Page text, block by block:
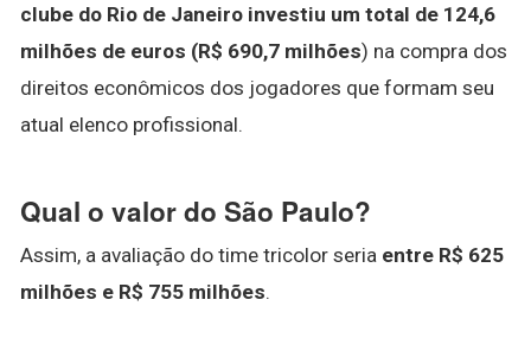
clube do Rio de Janeiro investiu um total de 124,6
milhões de euros (R$ 690,7 milhões) na compra dos
direitos econômicos dos jogadores que formam seu
atual elenco profissional.
Qual o valor do São Paulo?
Assim, a avaliação do time tricolor seria entre R$ 625
milhões e R$ 755 milhões.